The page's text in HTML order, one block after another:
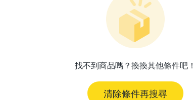
找不到商品嗎？換換其他條件吧！
清除條件再搜尋